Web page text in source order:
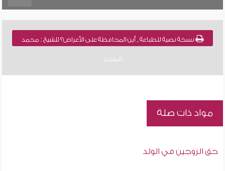
نسخة نصية للطباعة , أين المحافظة على الأعراض؟ للشيخ : محمد
المنجد
مواد ذات صلة
حق الزوجين في الولد